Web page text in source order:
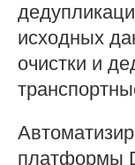
исходных
очистки и
платформы